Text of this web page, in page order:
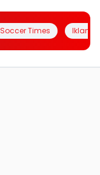
Soccer Times Iklanin